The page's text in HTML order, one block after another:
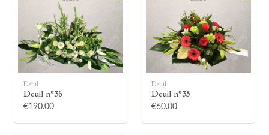
Deuil
Deuil n°36
€190.00
Deuil
Deuil n°35
€60.00